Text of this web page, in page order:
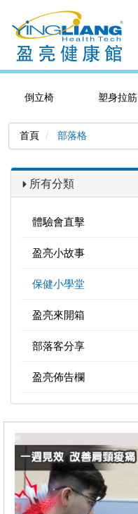
倒立椅
塑身拉筋
首頁 部落格
所有分類
體驗會直擊
盈亮小故事
保健小學堂
盈亮來開箱
部落客分享
盈亮佈告欄